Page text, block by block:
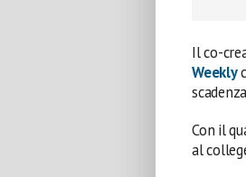
Il co-
Weekly
Con il
al